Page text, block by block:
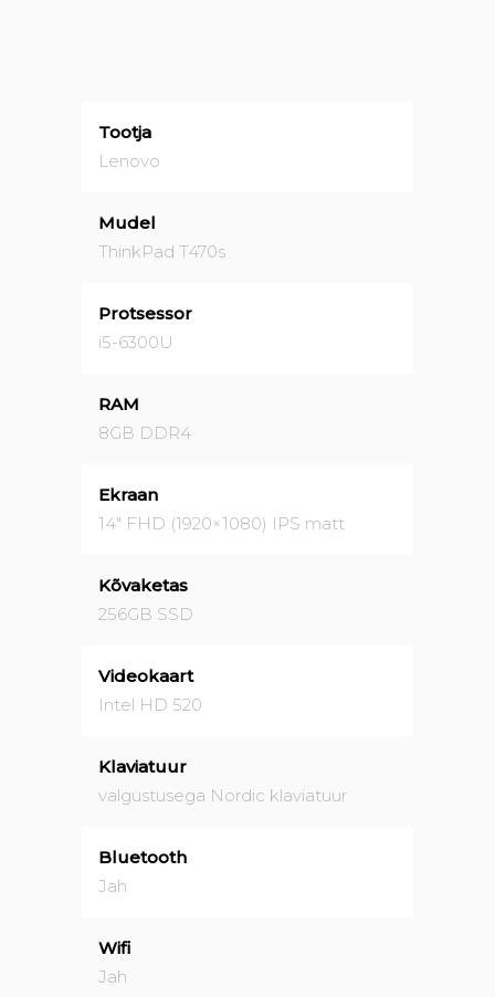
Tootja
Lenovo
Mudel
ThinkPad T470s
Protsessor
i5-6300U
RAM
8GB DDR4
Ekraan
14" FHD (1920×1080) IPS matt
Kõvaketas
256GB SSD
Videokaart
Intel HD 520
Klaviatuur
valgustusega Nordic klaviatuur
Bluetooth
Jah
Wifi
Jah